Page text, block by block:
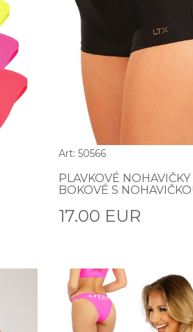
Art: 50566
PLAVKOVÉ NOHAVIČKY
BOKOVÉ S
17.00 EUR